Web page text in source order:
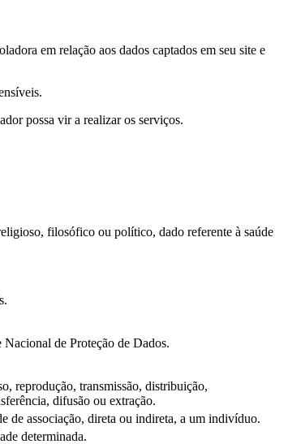
em relação aos dados captados em seu site e
possa vir a realizar os serviços.
filosófico ou político, dado referente à saúde
de Proteção de Dados.
reprodução, transmissão, distribuição,
difusão ou extração.
de associação, direta ou indireta, a um indivíduo.
determinada.